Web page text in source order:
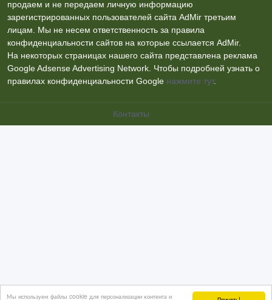
Мы используем файлы cookie для персонализации контента и
продаем и не передаем личную информацию
зарегистрированных пользователей сайта AdMir третьим
лицам. Мы не несем ответственность за правила
конфиденциальности сайтов на которые ссылается AdMir.
На некоторых страницах нашего сайта представлена реклама
Google Adsense Advertising Network. Чтобы подробней узнать о
правилах конфиденциальности Google нажмите тут.
Контакты